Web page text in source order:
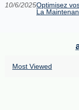
10/6/2025Optimisez
La
Most Viewed